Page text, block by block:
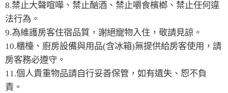
8.禁止大聲喧嘩、禁止酗酒、禁止嚼食檳榔、禁止任何違
法行為。
9.為維護房客住宿品質，謝絕寵物入住，敬請見諒。
10.櫃檯、廚房設備與用品(含冰箱)無提供給房客使用，請
房客務必遵守。
11.個人貴重物品請自行妥善保管，如有遺失、恕不負
責。